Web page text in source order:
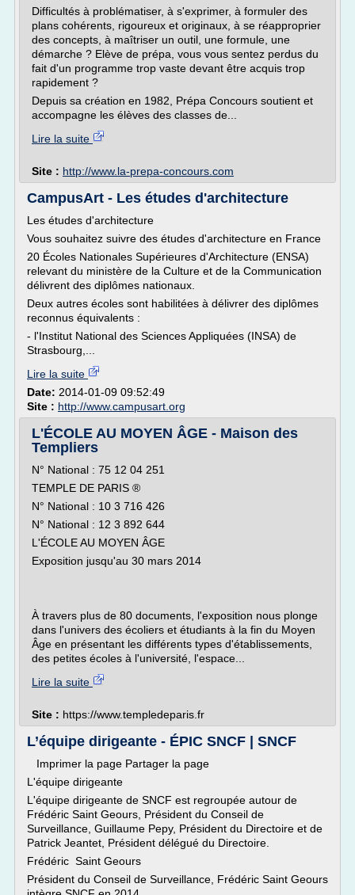
Difficultés à problématiser, à s'exprimer, à formuler des
plans cohérents, rigoureux et originaux, à se réapproprier
des concepts, à maîtriser un outil, une formule, une
démarche ? Elève de prépa, vous vous sentez perdus du
fait d'un programme trop vaste devant être acquis trop
rapidement ?
Depuis sa création en 1982, Prépa Concours soutient et
accompagne les élèves des classes de...
Lire la suite
Site : http://www.la-prepa-concours.com
CampusArt - Les études d'architecture
Les études d'architecture
Vous souhaitez suivre des études d'architecture en France
20 Écoles Nationales Supérieures d'Architecture (ENSA)
relevant du ministère de la Culture et de la Communication
délivrent des diplômes nationaux.
Deux autres écoles sont habilitées à délivrer des diplômes
reconnus équivalents :
- l'Institut National des Sciences Appliquées (INSA) de
Strasbourg,...
Lire la suite
Date: 2014-01-09 09:52:49
Site : http://www.campusart.org
L'ÉCOLE AU MOYEN ÂGE - Maison des
Templiers
N° National : 75 12 04 251
TEMPLE DE PARIS ®
N° National : 10 3 716 426
N° National : 12 3 892 644
L'ÉCOLE AU MOYEN ÂGE
Exposition jusqu'au 30 mars 2014
À travers plus de 80 documents, l'exposition nous plonge
dans l'univers des écoliers et étudiants à la fin du Moyen
Âge en présentant les différents types d'établissements,
des petites écoles à l'université, l'espace...
Lire la suite
Site : https://www.templedeparis.fr
L’équipe dirigeante - ÉPIC SNCF | SNCF
Imprimer la page Partager la page
L'équipe dirigeante
L'équipe dirigeante de SNCF est regroupée autour de
Frédéric Saint Geours, Président du Conseil de
Surveillance, Guillaume Pepy, Président du Directoire et de
Patrick Jeantet, Président délégué du Directoire.
Frédéric Saint Geours
Président du Conseil de Surveillance, Frédéric Saint Geours